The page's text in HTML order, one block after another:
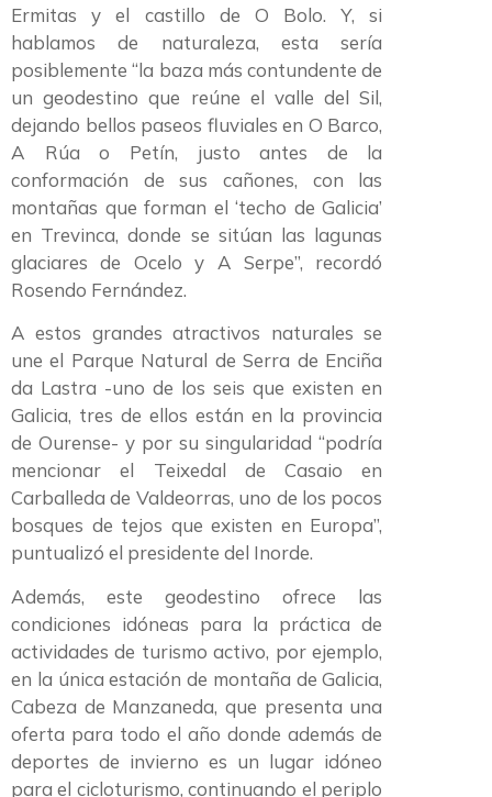
Ermitas y el castillo de O Bolo. Y, si
hablamos de naturaleza, esta sería
posiblemente “la baza más contundente de
un geodestino que reúne el valle del Sil,
dejando bellos paseos fluviales en O Barco,
A Rúa o Petín, justo antes de la
conformación de sus cañones, con las
montañas que forman el ‘techo de Galicia’
en Trevinca, donde se sitúan las lagunas
glaciares de Ocelo y A Serpe”, recordó
Rosendo Fernández.
A estos grandes atractivos naturales se
une el Parque Natural de Serra de Enciña
da Lastra -uno de los seis que existen en
Galicia, tres de ellos están en la provincia
de Ourense- y por su singularidad “podría
mencionar el Teixedal de Casaio en
Carballeda de Valdeorras, uno de los pocos
bosques de tejos que existen en Europa”,
puntualizó el presidente del Inorde.
Además, este geodestino ofrece las
condiciones idóneas para la práctica de
actividades de turismo activo, por ejemplo,
en la única estación de montaña de Galicia,
Cabeza de Manzaneda, que presenta una
oferta para todo el año donde además de
deportes de invierno es un lugar idóneo
para el cicloturismo, continuando el periplo